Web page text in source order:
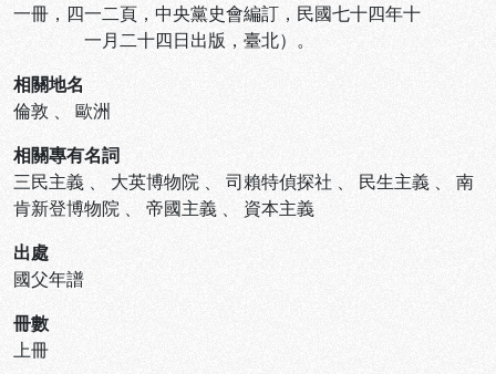
一冊，四一二頁，中央黨史會編訂，民國七十四年十
一月二十四日出版，臺北）。
相關地名
倫敦 、 歐洲
相關專有名詞
三民主義 、 大英博物院 、 司賴特偵探社 、 民生主義 、 南
肯新登博物院 、 帝國主義 、 資本主義
出處
國父年譜
冊數
上冊